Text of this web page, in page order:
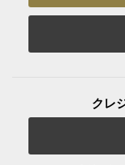
クレ